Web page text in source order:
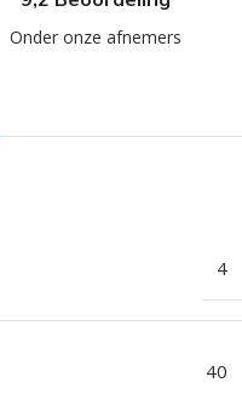
Onder onze afnemers
4
40